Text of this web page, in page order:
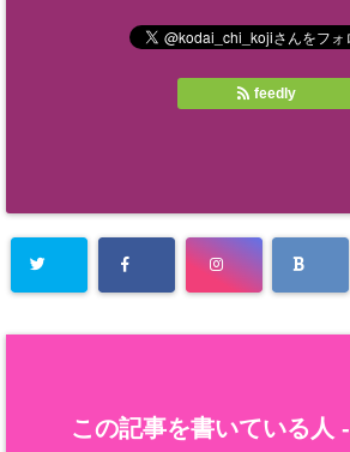
feedly
この記事を書いている人 -